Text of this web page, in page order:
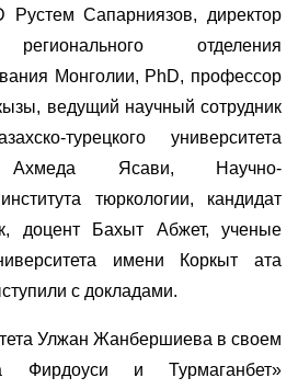
Рустем Сапарниязов, директор
регионального отделения
Монголии, PhD, профессор
ведущий научный сотрудник
турецкого университета
Ясави, Научно-
тюркологии, кандидат
доцент Бахыт Абжет, ученые
имени Коркыт ата
с докладами.
Улжан Жанбершиева в своем
Фирдоуси и Турмаганбет»